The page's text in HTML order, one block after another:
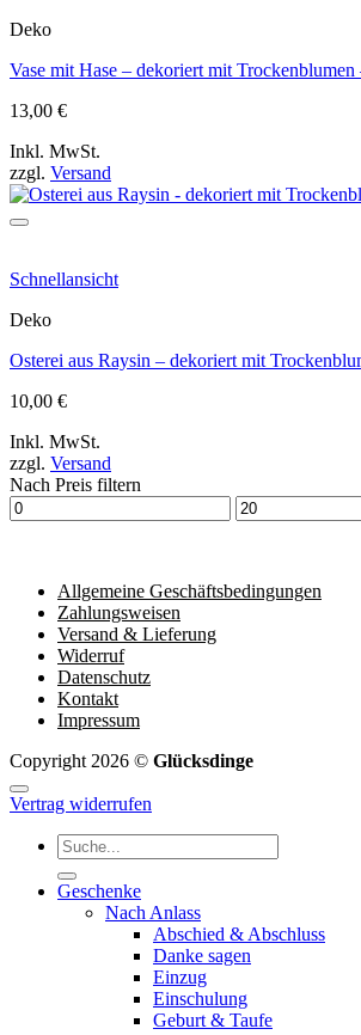
Deko
Vase mit Hase – dekoriert mit
13,00 €
Inkl. MwSt.
zzgl. Versand
Schnellansicht
Deko
Osterei aus Raysin – dekoriert mit
10,00 €
Inkl. MwSt.
zzgl. Versand
Nach Preis filtern
Min.
Preis
Max.
Preis
Allgemeine Geschäftsbedingungen
Zahlungsweisen
Versand & Lieferung
Widerruf
Datenschutz
Kontakt
Impressum
Copyright 2026 © Glücksdinge
Vertrag widerrufen
Suchen
nach:
Geschenke
Nach Anlass
Abschied & Abschluss
Danke sagen
Einzug
Einschulung
Geburt & Taufe